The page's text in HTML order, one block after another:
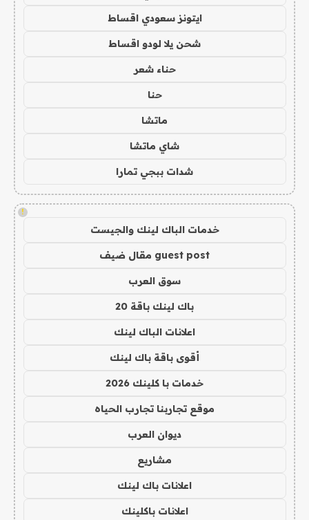
ايتونز سعودي اقساط
شحن يلا لودو اقساط
حناء شعر
حنا
ماتشا
شاي ماتشا
شدات ببجي تمارا
!
خدمات الباك لينك والجيست
guest post مقال ضيف
سوق العرب
باك لينك باقة 20
اعلانات الباك لينك
أقوى باقة باك لينك
خدمات با كلينك 2026
موقع تجاربنا تجارب الحياه
ديوان العرب
مشاريع
اعلانات باك لينك
اعلانات باكلينك